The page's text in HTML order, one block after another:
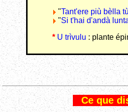
"Tant'ere più bèlla
"Si t'hai d'andà
* U trìvulu : plante
Ce que